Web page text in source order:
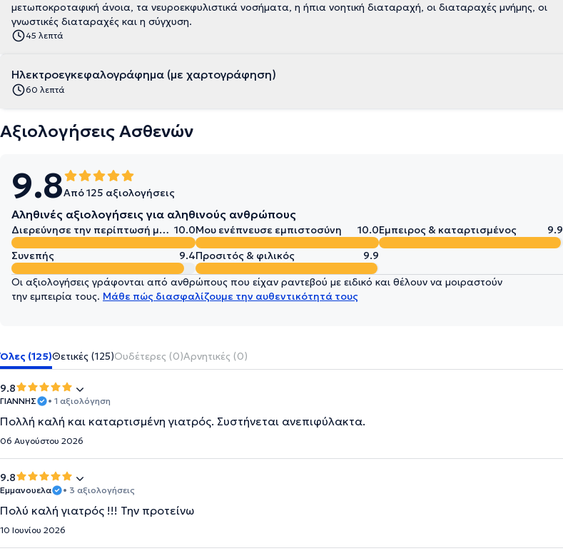
μετωποκροταφική άνοια, τα νευροεκφυλιστικά νοσήματα, η ήπια νοητική διαταραχή, οι διαταραχές μνήμης, οι
γνωστικές διαταραχές και η σύγχυση.
45 λεπτά
Ηλεκτροεγκεφαλογράφημα (με χαρτογράφηση)
60 λεπτά
Αξιολογήσεις Ασθενών
9.8Από 125 αξιολογήσεις
Αληθινές αξιολογήσεις για αληθινούς ανθρώπους
Διερεύνησε την περίπτωσή μου σε βάθος 10.0Μου ενέπνευσε εμπιστοσύνη 10.0Έμπειρος & καταρτισμένος
9.9
Συνεπής
9.4Προσιτός & φιλικός 9.9
Οι αξιολογήσεις γράφονται από ανθρώπους που είχαν ραντεβού με ειδικό και θέλουν να μοιραστούν
την εμπειρία τους. Μάθε πώς διασφαλίζουμε την αυθεντικότητά τους
Όλες (125)Θετικές (125)Ουδέτερες (0)Αρνητικές (0)
9.8
ΓΙΑΝΝΗΣ • 1 αξιολόγηση
Πολλή καλή και καταρτισμένη γιατρός. Συστήνεται ανεπιφύλακτα.
06 Αυγούστου 2026
9.8
Εμμανουελα • 3 αξιολογήσεις
Πολύ καλή γιατρός !!! Την προτείνω
10 Ιουνίου 2026